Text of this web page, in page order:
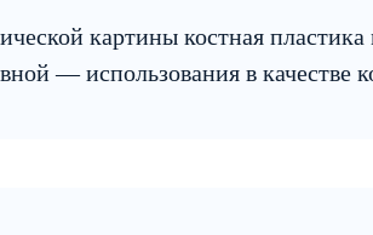
картины костная
— использования в качестве